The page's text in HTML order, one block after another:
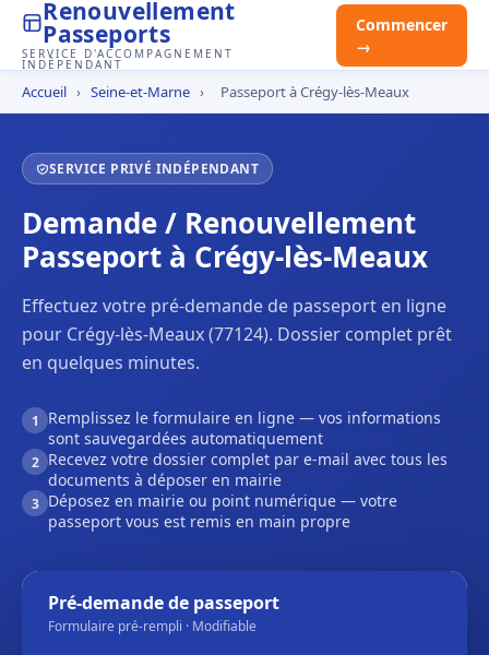
Renouvellement
Passeports
SERVICE D'ACCOMPAGNEMENT
INDÉPENDANT
Commencer
→
Accueil › Seine-et-Marne › Passeport à Crégy-lès-Meaux
SERVICE PRIVÉ INDÉPENDANT
Demande / Renouvellement
Passeport à Crégy-lès-Meaux
Effectuez votre pré-demande de passeport en ligne
pour Crégy-lès-Meaux (77124). Dossier complet prêt
en quelques minutes.
1
Remplissez le formulaire en ligne — vos informations
sont sauvegardées automatiquement
2 Recevez votre dossier complet par e-mail avec tous les
documents à déposer en mairie
3 Déposez en mairie ou point numérique — votre
passeport vous est remis en main propre
Pré-demande de passeport
Formulaire pré-rempli · Modifiable